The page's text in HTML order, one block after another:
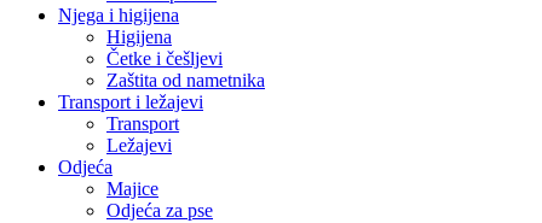
Njega i higijena
Higijena
Četke i češljevi
Zaštita od nametnika
Transport i ležajevi
Transport
Ležajevi
Odjeća
Majice
Odjeća za pse